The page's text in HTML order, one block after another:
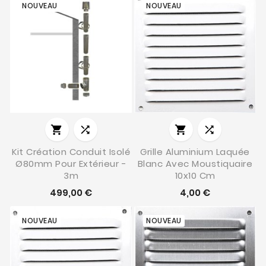
NOUVEAU


Kit Création Conduit Isolé
Ø80mm Pour Extérieur -
3m
499,00 €
NOUVEAU


Grille Aluminium Laquée
Blanc Avec Moustiquaire
10x10 Cm
4,00 €
NOUVEAU NOUVEAU